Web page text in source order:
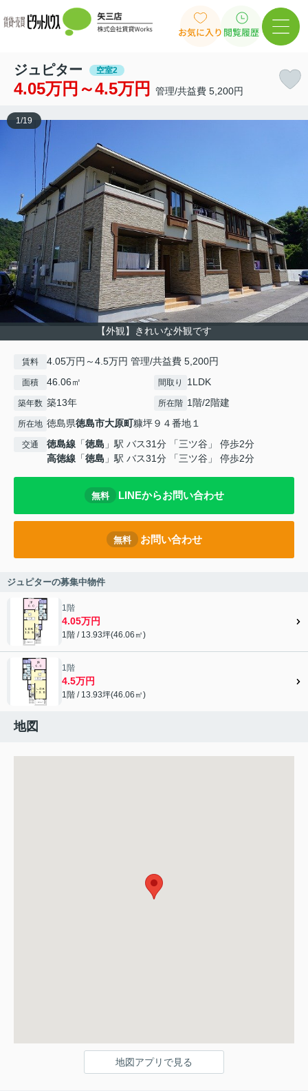
お気に入り 閲覧履歴
ジュピター 空室2
4.05万円～4.5万円 管理/共益費 5,200円
【外観】きれいな外観です
1/19
賃料 4.05万円～4.5万円 管理/共益費 5,200円
面積 46.06㎡ 間取り 1LDK
築年数 築13年 所在階 1階/2階建
所在地 徳島県徳島市大原町糠坪９４番地１
交通 徳島線 「徳島 」駅 バス31分 「三ツ谷」 停歩2分
高徳線 「徳島 」駅 バス31分 「三ツ谷」 停歩2分
無料 LINEからお問い合わせ
無料 お問い合わせ
ジュピターの募集中物件
1階
4.05万円
1階 / 13.93坪(46.06㎡)
1階
4.5万円
1階 / 13.93坪(46.06㎡)
地図
地図アプリで見る